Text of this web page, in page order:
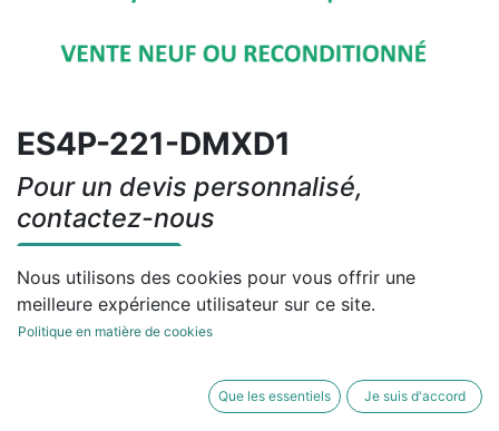
ES4P-221-DMXD1
Pour un devis personnalisé,
contactez-nous
Conditions générales
Nous utilisons des cookies pour vous offrir une
meilleure expérience utilisateur sur ce site.
Politique en matière de cookies
Que les essentiels Je suis d'accord